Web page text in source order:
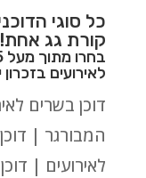
כל סוגי
קורת גג אחת!
לאירועים
דוכן בשרים
המבורגר |
לאירועים |